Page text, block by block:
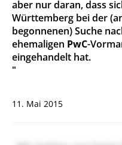
aber nur daran, dass
Württemberg bei der
begonnenen) Suche
ehemaligen PwC-
eingehandelt hat.
"
11. Mai 2015